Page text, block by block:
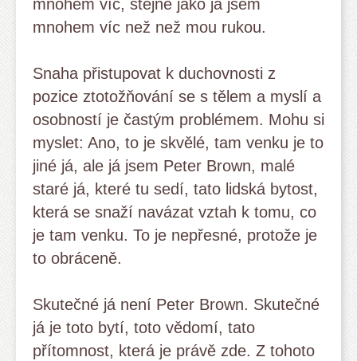
mnohem víc, stejně jako já jsem
mnohem víc než než mou rukou.
Snaha přistupovat k duchovnosti z
pozice ztotožňování se s tělem a myslí a
osobností je častým problémem. Mohu si
myslet: Ano, to je skvělé, tam venku je to
jiné já, ale já jsem Peter Brown, malé
staré já, které tu sedí, tato lidská bytost,
která se snaží navázat vztah k tomu, co
je tam venku. To je nepřesné, protože je
to obráceně.
Skutečné já není Peter Brown. Skutečné
já je toto bytí, toto vědomí, tato
přítomnost, která je právě zde. Z tohoto